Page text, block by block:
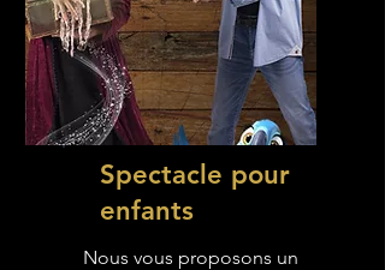
Spectacle pour
enfants
Nous vous proposons un